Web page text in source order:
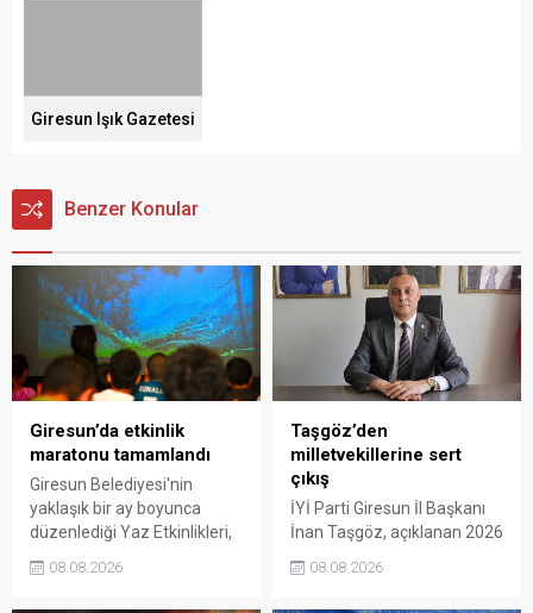
Giresun Işık Gazetesi
Benzer Konular
Giresun’da etkinlik
maratonu tamamlandı
Giresun Belediyesi'nin
yaklaşık bir ay boyunca
düzenlediği Yaz Etkinlikleri,
sanat ve eğlenceyle
08.08.2026
Taşgöz’den
milletvekillerine sert
çıkış
İYİ Parti Giresun İl Başkanı
İnan Taşgöz, açıklanan 2026
üzerinden iktidar
08.08.2026